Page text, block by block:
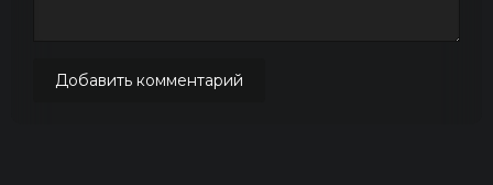
Добавить комментарий